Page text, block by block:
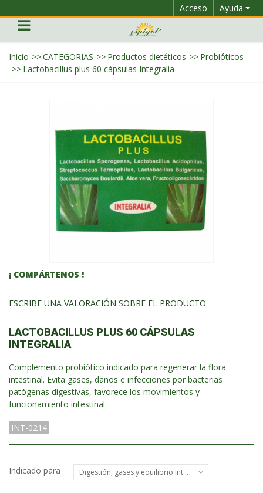
Ayuda
Acceso
Inicio >>CATEGORIAS >> Productos dietéticos >> Probióticos
>> Lactobacillus plus 60 cápsulas Integralia
¡ COMPÁRTENOS !
ESCRIBE UNA VALORACIÓN SOBRE EL PRODUCTO
LACTOBACILLUS PLUS 60 CÁPSULAS
INTEGRALIA
Complemento probiótico indicado para regenerar la flora
intestinal. Evita gases, daños e infecciones por bacterias
patógenas digestivas, favorece los movimientos y
funcionamiento intestinal.
INT-0214
Indicado para Digestión, gases y equilibrio intestinal